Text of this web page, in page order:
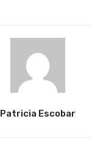
Patricia Escobar